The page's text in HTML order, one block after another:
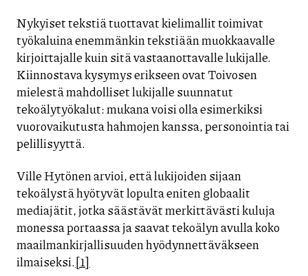
Nykyiset tekstiä tuottavat kielimallit toimivat
työkaluina enemmänkin tekstiään muokkaavalle
kirjoittajalle kuin sitä vastaanottavalle lukijalle.
Kiinnostava kysymys erikseen ovat Toivosen
mielestä mahdolliset lukijalle suunnatut
tekoälytyökalut: mukana voisi olla esimerkiksi
vuorovaikutusta hahmojen kanssa, personointia tai
pelillisyyttä.
Ville Hytönen arvioi, että lukijoiden sijaan
tekoälystä hyötyvät lopulta eniten globaalit
mediajätit, jotka säästävät merkittävästi kuluja
monessa portaassa ja saavat tekoälyn avulla koko
maailmankirjallisuuden hyödynnettäväkseen
ilmaiseksi.[1]